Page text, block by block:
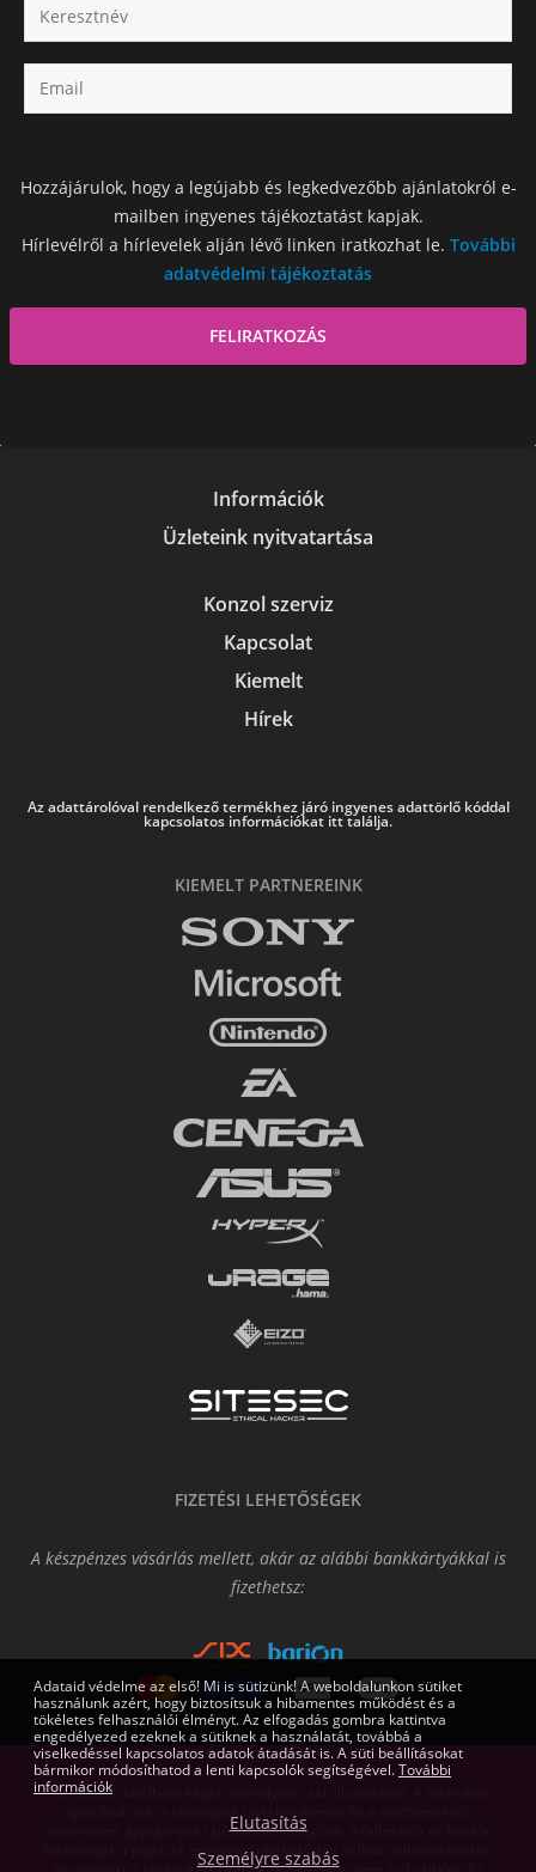
Hozzájárulok, hogy a legújabb és legkedvezőbb ajánlatokról e-
mailben ingyenes tájékoztatást kapjak.
Hírlevélről a hírlevelek alján lévő linken iratkozhat le. További
adatvédelmi tájékoztatás
Információk
Üzleteink nyitvatartása
Konzol szerviz
Kapcsolat
Kiemelt
Hírek
Az adattárolóval rendelkező termékhez járó ingyenes adattörlő kóddal
kapcsolatos információkat itt találja.
KIEMELT PARTNEREINK
FIZETÉSI LEHETŐSÉGEK
A készpénzes vásárlás mellett, akár az alábbi bankkártyákkal is
fizethetsz:
Az oldalon található képek némelyike csak illusztráció. A technikai
specifikációk, a csomagok tartalmi elemei és a szoftvereknél
feltüntetett gépigények tájékoztató jellegűek, a fejlesztők és kiadók
fenntartják a jogot az esetleges tájékoztatás nélküli változtatásokra,
Adataid védelme az első! Mi is sütizünk! A weboldalunkon sütiket
használunk azért, hogy biztosítsuk a hibamentes működést és a
tökéletes felhasználói élményt. Az elfogadás gombra kattintva
engedélyezed ezeknek a sütiknek a használatát, továbbá a
viselkedéssel kapcsolatos adatok átadását is. A süti beállításokat
bármikor módosíthatod a lenti kapcsolók segítségével.További
információk
Elutasítás
Személyre szabás